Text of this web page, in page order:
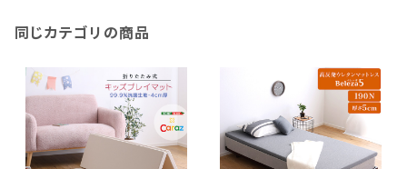
同じカテゴリの商品